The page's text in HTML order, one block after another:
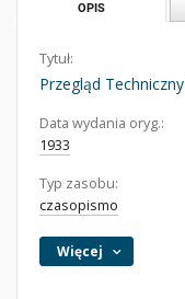
OPIS
Tytuł:
Przegląd
Data wydania oryg.:
1933
Typ zasobu:
czasopismo
Więcej